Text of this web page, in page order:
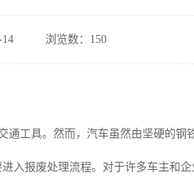
浏览数：150
工具。然而，汽车虽然由坚硬的钢
入报废处理流程。对于许多车主和